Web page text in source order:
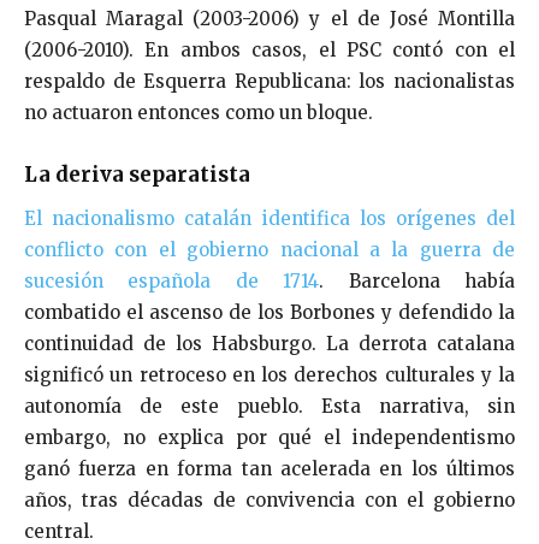
Pasqual Maragal (2003-2006) y el de José Montilla
(2006-2010). En ambos casos, el PSC contó con el
respaldo de Esquerra Republicana: los nacionalistas
no actuaron entonces como un bloque.
La deriva separatista
El nacionalismo catalán identifica los orígenes del
conflicto con el gobierno nacional a la guerra de
sucesión española de 1714. Barcelona había
combatido el ascenso de los Borbones y defendido la
continuidad de los Habsburgo. La derrota catalana
significó un retroceso en los derechos culturales y la
autonomía de este pueblo. Esta narrativa, sin
embargo, no explica por qué el independentismo
ganó fuerza en forma tan acelerada en los últimos
años, tras décadas de convivencia con el gobierno
central.